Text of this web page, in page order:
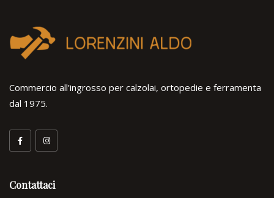
Commercio all’ingrosso per calzolai, ortopedie e ferramenta
dal 1975.
Contattaci